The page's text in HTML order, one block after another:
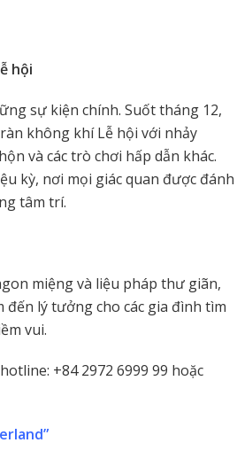
hội
sự kiện chính. Suốt tháng 12,
không khí Lễ hội với nhảy
và các trò chơi hấp dẫn khác.
kỳ, nơi mọi giác quan được đánh
tâm trí.
miệng và liệu pháp thư giãn,
đến lý tưởng cho các gia đình tìm
vui.
+84 2972 6999 99 hoặc